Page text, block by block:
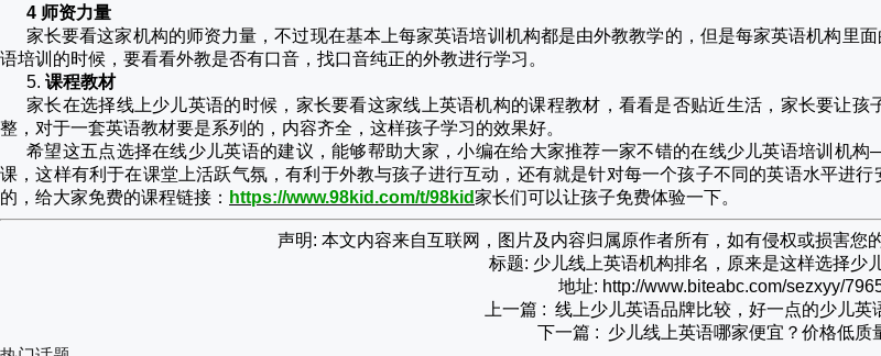
4 师资力量
家长要看这家机构的师资力量，不过现在基本上每家英语培训机构都是由外教教学的，但是每家英语机构里
语培训的时候，要看看外教是否有口音，找口音纯正的外教进行学习。
5. 课程教材
家长在选择线上少儿英语的时候，家长要看这家线上英语机构的课程教材，看看是否贴近生活，家长要让
整，对于一套英语教材要是系列的，内容齐全，这样孩子学习的效果好。
希望这五点选择在线少儿英语的建议，能够帮助大家，小编在给大家推荐一家不错的在线少儿英语培训机构
课，这样有利于在课堂上活跃气氛，有利于外教与孩子进行互动，还有就是针对每一个孩子不同的英语水平进
的，给大家免费的课程链接： https://www.98kid.com/t/98kid家长们可以让孩子免费体验一下。
声明: 本文内容来自互联网，图片及内容归属原作者所有，如有侵权或损害您
标题: 少儿线上英语机构排名，原来是这样选择少
地址: http://www.biteabc.com/sezxyy/
上一篇 : 线上少儿英语品牌比较，好一点的少儿英
下一篇 : 少儿线上英语哪家便宜？价格低质